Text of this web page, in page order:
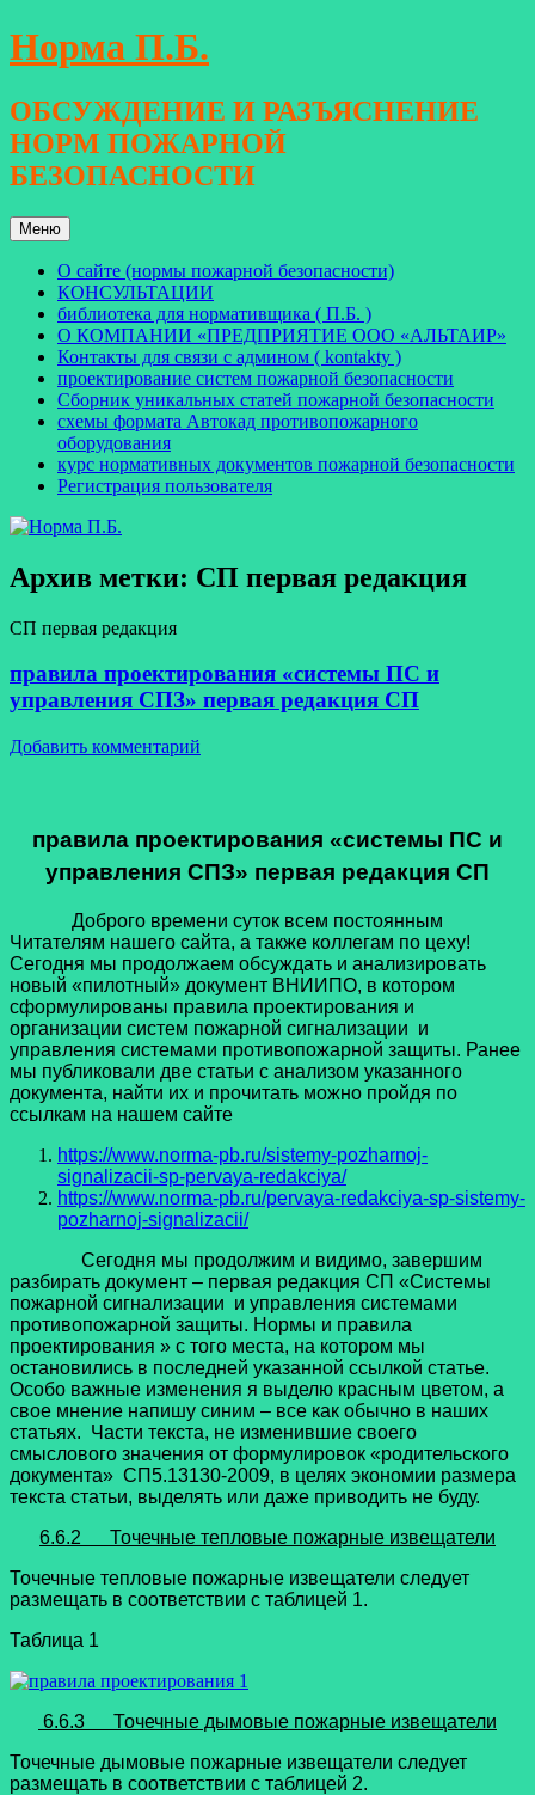
Перейти
к
Норма П.Б.
ОБСУЖДЕНИЕ И РАЗЪЯСНЕНИЕ
НОРМ ПОЖАРНОЙ
БЕЗОПАСНОСТИ
Меню
О сайте (нормы пожарной безопасности)
КОНСУЛЬТАЦИИ
библиотека для нормативщика ( П.Б. )
О КОМПАНИИ «ПРЕДПРИЯТИЕ ООО «АЛЬТАИР»
Контакты для связи с админом ( kontakty )
проектирование систем пожарной безопасности
Сборник уникальных статей пожарной безопасности
схемы формата Автокад противопожарного
оборудования
курс нормативных документов пожарной безопасности
Регистрация пользователя
Архив метки: СП первая редакция
СП первая редакция
правила проектирования «системы ПС и
управления СПЗ» первая редакция СП
Добавить комментарий
правила проектирования «системы ПС и
управления СПЗ» первая редакция СП
Доброго времени суток всем постоянным
Читателям нашего сайта, а также коллегам по цеху!
Сегодня мы продолжаем обсуждать и анализировать
новый «пилотный» документ ВНИИПО, в котором
сформулированы правила проектирования и
организации систем пожарной сигнализации и
управления системами противопожарной защиты. Ранее
мы публиковали две статьи с анализом указанного
документа, найти их и прочитать можно пройдя по
ссылкам на нашем сайте
https://www.norma-pb.ru/sistemy-pozharnoj-
signalizacii-sp-pervaya-redakciya/
https://www.norma-pb.ru/pervaya-redakciya-sp-sistemy-
pozharnoj-signalizacii/
Сегодня мы продолжим и видимо, завершим
разбирать документ – первая редакция СП «Системы
пожарной сигнализации и управления системами
противопожарной защиты. Нормы и правила
проектирования » с того места, на котором мы
остановились в последней указанной ссылкой статье.
Особо важные изменения я выделю красным цветом, а
свое мнение напишу синим – все как обычно в наших
статьях. Части текста, не изменившие своего
смыслового значения от формулировок «родительского
документа» СП5.13130-2009, в целях экономии размера
текста статьи, выделять или даже приводить не буду.
6.6.2 Точечные тепловые пожарные извещатели
Точечные тепловые пожарные извещатели следует
размещать в соответствии с таблицей 1.
Таблица 1
6.6.3 Точечные дымовые пожарные извещатели
Точечные дымовые пожарные извещатели следует
размещать в соответствии с таблицей 2.